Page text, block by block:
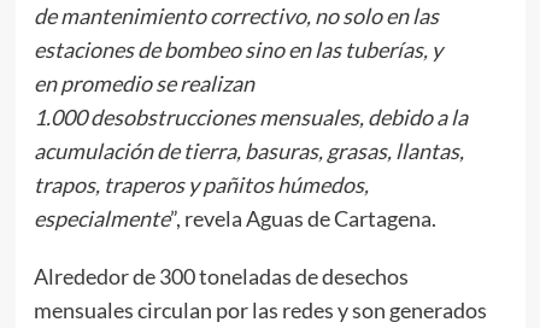
de mantenimiento correctivo, no solo en las
estaciones de bombeo sino en las tuberías, y
en promedio se realizan
1.000 desobstrucciones mensuales, debido a la
acumulación de tierra, basuras, grasas, llantas,
trapos, traperos y pañitos húmedos,
especialmente”, revela Aguas de Cartagena.
Alrededor de 300 toneladas de desechos
mensuales circulan por las redes y son generados